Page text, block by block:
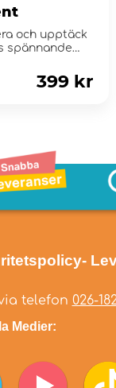
och upptäck
spännande
399 kr
-
telefon 026-
Medier: